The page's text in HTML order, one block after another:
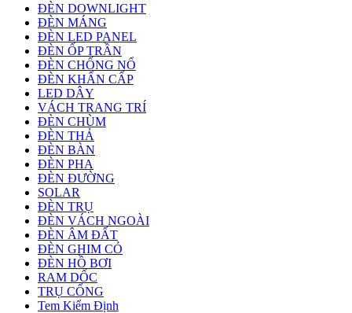
ĐÈN DOWNLIGHT
ĐÈN MÁNG
ĐÈN LED PANEL
ĐÈN ỐP TRẦN
ĐÈN CHỐNG NỔ
ĐÈN KHẨN CẤP
LED DÂY
VÁCH TRANG TRÍ
ĐÈN CHÙM
ĐÈN THẢ
ĐÈN BÀN
ĐÈN PHA
ĐÈN ĐƯỜNG
SOLAR
ĐÈN TRỤ
ĐÈN VÁCH NGOÀI
ĐÈN ÂM ĐẤT
ĐÈN GHIM CỎ
ĐÈN HỒ BƠI
RAM DỐC
TRỤ CỔNG
Tem Kiểm Định